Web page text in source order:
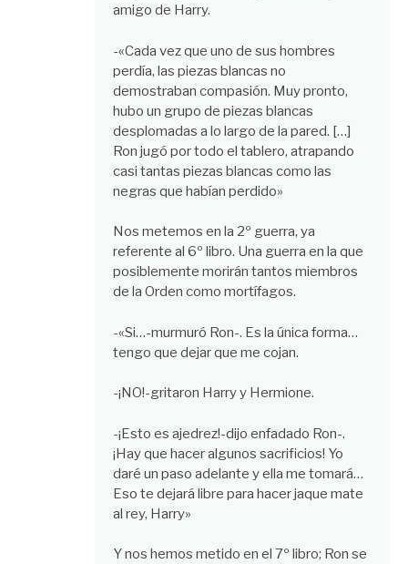
amigo de Harry.
-«Cada vez que uno de sus hombres
perdía, las piezas blancas no
demostraban compasión. Muy pronto,
hubo un grupo de piezas blancas
desplomadas a lo largo de la pared. […]
Ron jugó por todo el tablero, atrapando
casi tantas piezas blancas como las
negras que habían perdido»
Nos metemos en la 2º guerra, ya
referente al 6º libro. Una guerra en la que
posiblemente morirán tantos miembros
de la Orden como mortífagos.
-«Si…-murmuró Ron-. Es la única forma…
tengo que dejar que me cojan.
-¡NO!-gritaron Harry y Hermione.
-¡Esto es ajedrez!-dijo enfadado Ron-.
¡Hay que hacer algunos sacrificios! Yo
daré un paso adelante y ella me tomará…
Eso te dejará libre para hacer jaque mate
al rey, Harry»
Y nos hemos metido en el 7º libro; Ron se